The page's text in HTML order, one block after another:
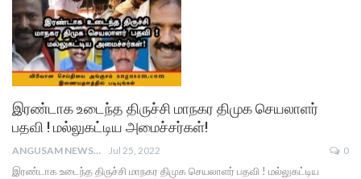
இரண்டாக உடைந்த திருச்சி மாநகர திமுக செயலாளர்
பதவி ! மல்லுகட்டிய அமைச்சர்கள்!
ANGUSAM NEWS Jul 25, 2022 0
இரண்டாக உடைந்த திருச்சி மாநகர திமுக செயலாளர் பதவி ! மல்லுகட்டிய